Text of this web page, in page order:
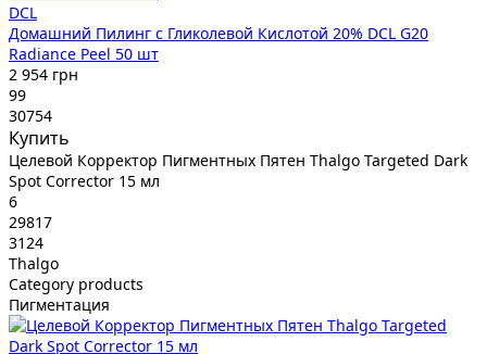
DCL
Домашний Пилинг с Гликолевой Кислотой 20% DCL G20
Radiance Peel 50 шт
2 954 грн
99
30754
Купить
Целевой Корректор Пигментных Пятен Thalgo Targeted Dark
Spot Corrector 15 мл
6
29817
3124
Thalgo
Category products
Пигментация